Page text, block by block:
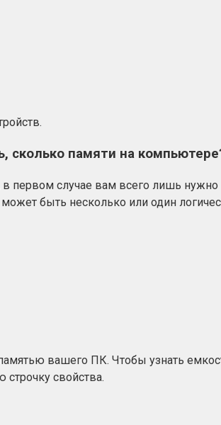
сколько памяти на
первом случае вам всего лишь
быть несколько или один
вашего ПК. Чтобы узнать
свойства.